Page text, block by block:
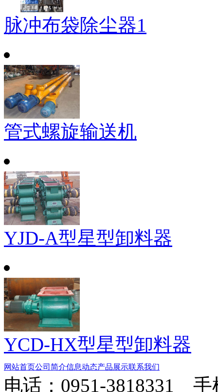
脉冲布袋除尘器1
管式螺旋输送机
YJD-A型星型卸料器
YCD-HX型星型卸料器
网站首页公司简介信息动态产品展示联系我们
电话：0951-3818331 手